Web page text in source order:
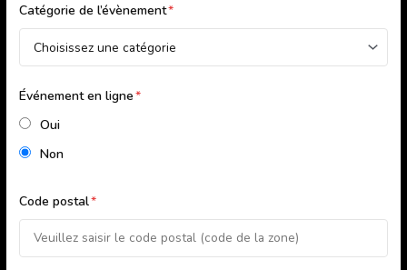
Catégorie de l’évènement*
Événement en ligne*
Oui
Non
Code postal*